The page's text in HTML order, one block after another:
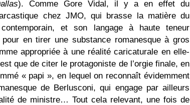
). Comme Gore Vidal, il y a en effet du
chez JMO, qui brasse la matière du
et son langage à haute teneur
pour en tirer une substance romanesque à gros
appropriée à une réalité caricaturale en elle-
que de citer le protagoniste de l’orgie finale, en
« papi », en lequel on reconnaît évidemment
de Berlusconi, qui engage par ailleurs
de ministre… Tout cela relevant, une fois de